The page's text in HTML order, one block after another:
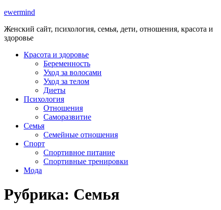
ewermind
Женский сайт, психология, семья, дети, отношения, красота и
здоровье
Красота и здоровье
Беременность
Уход за волосами
Уход за телом
Диеты
Психология
Отношения
Саморазвитие
Семья
Семейные отношения
Спорт
Спортивное питание
Спортивные тренировки
Мода
Рубрика: Семья